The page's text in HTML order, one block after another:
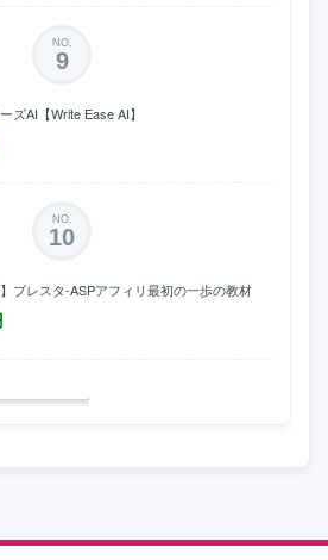
NO.
9
ズAI【Write Ease AI】
NO.
10
】ブレスタ-ASPアフィリ最初の一歩の教材